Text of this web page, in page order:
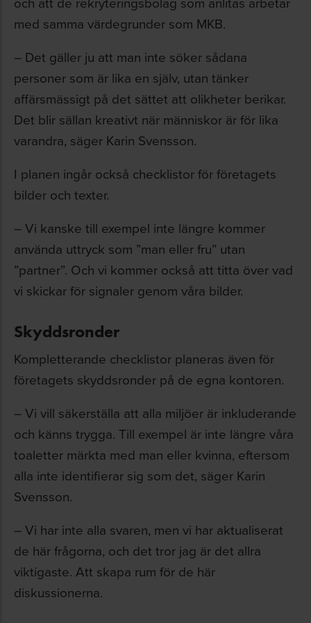
med samma värdegrunder som MKB.
– Det gäller ju att man inte söker sådana
personer som är lika en själv, utan tänker
affärsmässigt på det sättet att olikheter berikar.
Det blir sällan kreativt när människor är för lika
varandra, säger Karin Svensson.
I planen ingår också checklistor för företagets
bilder och texter.
– Vi kanske till exempel inte längre kommer
använda uttryck som ”man eller fru” utan
”partner”. Och vi kommer också att titta över vad
vi skickar för signaler genom våra bilder.
Skyddsronder
Kompletterande checklistor planeras även för
företagets skyddsronder på de egna kontoren.
– Vi vill säkerställa att alla miljöer är inkluderande
och känns trygga. Till exempel är inte längre våra
toaletter märkta med man eller kvinna, eftersom
alla inte identifierar sig som det, säger Karin
Svensson.
– Vi har inte alla svaren, men vi har aktualiserat
de här frågorna, och det tror jag är det allra
viktigaste. Att skapa rum för de här
diskussionerna.